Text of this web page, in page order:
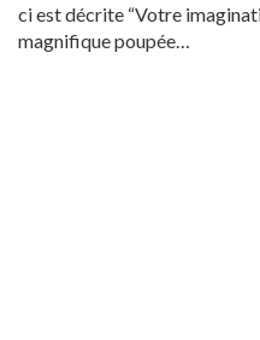
ci est décrite “Votre
magnifique poupée…